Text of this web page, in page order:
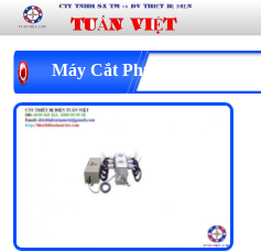
Máy Cắt Phụ Tải LBS 3P